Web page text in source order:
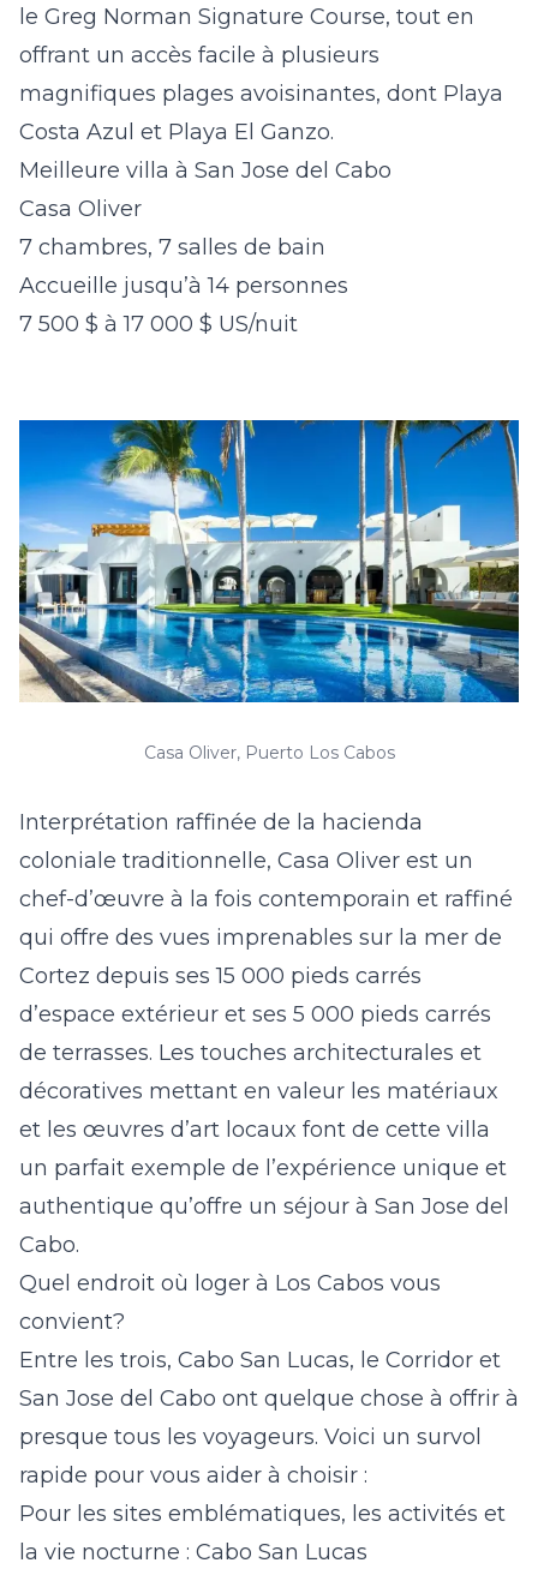
le Greg Norman Signature Course, tout en
offrant un accès facile à plusieurs
magnifiques plages avoisinantes, dont Playa
Costa Azul et Playa El Ganzo.
Meilleure villa à San Jose del Cabo
Casa Oliver
7 chambres, 7 salles de bain
Accueille jusqu’à 14 personnes
7 500 $ à 17 000 $ US/nuit
Casa Oliver, Puerto Los Cabos
Interprétation raffinée de la hacienda
coloniale traditionnelle, Casa Oliver est un
chef-d’œuvre à la fois contemporain et raffiné
qui offre des vues imprenables sur la mer de
Cortez depuis ses 15 000 pieds carrés
d’espace extérieur et ses 5 000 pieds carrés
de terrasses. Les touches architecturales et
décoratives mettant en valeur les matériaux
et les œuvres d’art locaux font de cette villa
un parfait exemple de l’expérience unique et
authentique qu’offre un séjour à San Jose del
Cabo.
Quel endroit où loger à Los Cabos vous
convient?
Entre les trois, Cabo San Lucas, le Corridor et
San Jose del Cabo ont quelque chose à offrir à
presque tous les voyageurs. Voici un survol
rapide pour vous aider à choisir :
Pour les sites emblématiques, les activités et
la vie nocturne : Cabo San Lucas